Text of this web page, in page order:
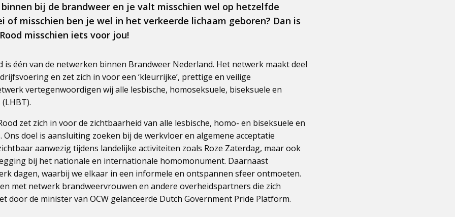
bij de brandweer en je valt misschien wel op hetzelfde
of misschien ben je wel in het verkeerde lichaam geboren? Dan is
misschien iets voor jou!
is één van de netwerken binnen Brandweer Nederland. Het netwerk maakt deel
en zet zich in voor een ‘kleurrijke’, prettige en veilige
vertegenwoordigen wij alle lesbische, homoseksuele, biseksuele en
zet zich in voor de zichtbaarheid van alle lesbische, homo- en biseksuele en
Ons doel is aansluiting zoeken bij de werkvloer en algemene acceptatie
aanwezig tijdens landelijke activiteiten zoals Roze Zaterdag, maar ook
bij het nationale en internationale homomonument. Daarnaast
dagen, waarbij we elkaar in een informele en ontspannen sfeer ontmoeten.
met netwerk brandweervrouwen en andere overheidspartners die zich
door de minister van OCW gelanceerde Dutch Government Pride Platform.